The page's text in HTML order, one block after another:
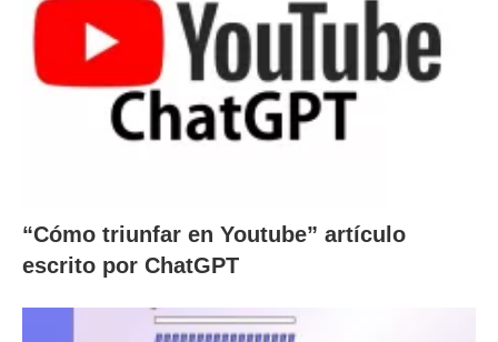
“Cómo triunfar en Youtube” artículo
escrito por ChatGPT